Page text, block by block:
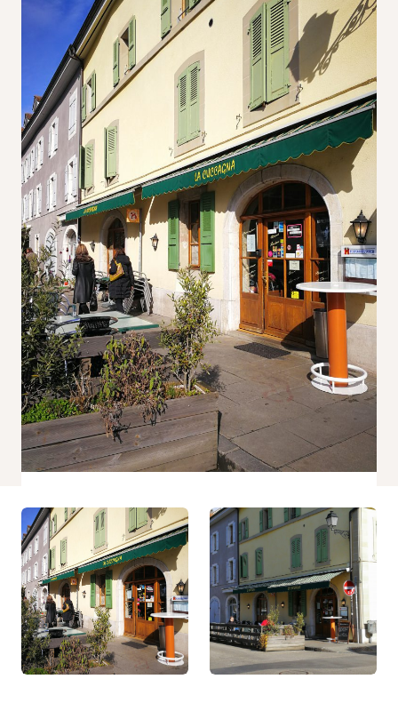
fonctionnement
du site Web.
Statistiques
Afin que
nous
puissions
améliorer la
fonctionnalité
et la
structure du
site Web, en
fonction de la
façon dont le
site Web est
utilisé.
Experience
Afin que notre
site Web
fonctionne
aussi bien
que possible
lors de votre
visite. Si vous
cookies,
certaines
fonctionnalités
disparaîtront
du site Web.
Marketing
En partageant
votre intérêt et